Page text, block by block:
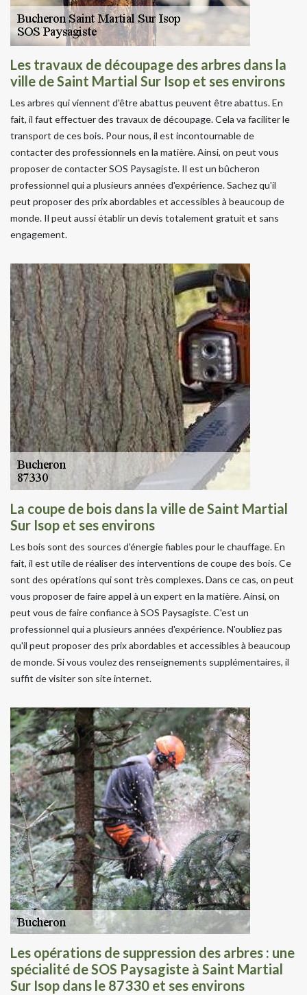
Les travaux de découpage des arbres dans la
ville de Saint Martial Sur Isop et ses environs
Les arbres qui viennent d'être abattus peuvent être abattus. En
fait, il faut effectuer des travaux de découpage. Cela va faciliter le
transport de ces bois. Pour nous, il est incontournable de
contacter des professionnels en la matière. Ainsi, on peut vous
proposer de contacter SOS Paysagiste. Il est un bûcheron
professionnel qui a plusieurs années d'expérience. Sachez qu'il
peut proposer des prix abordables et accessibles à beaucoup de
monde. Il peut aussi établir un devis totalement gratuit et sans
engagement.
La coupe de bois dans la ville de Saint Martial
Sur Isop et ses environs
Les bois sont des sources d'énergie fiables pour le chauffage. En
fait, il est utile de réaliser des interventions de coupe des bois. Ce
sont des opérations qui sont très complexes. Dans ce cas, on peut
vous proposer de faire appel à un expert en la matière. Ainsi, on
peut vous de faire confiance à SOS Paysagiste. C'est un
professionnel qui a plusieurs années d'expérience. N'oubliez pas
qu'il peut proposer des prix abordables et accessibles à beaucoup
de monde. Si vous voulez des renseignements supplémentaires, il
suffit de visiter son site internet.
Les opérations de suppression des arbres : une
spécialité de SOS Paysagiste à Saint Martial
Sur Isop dans le 87330 et ses environs